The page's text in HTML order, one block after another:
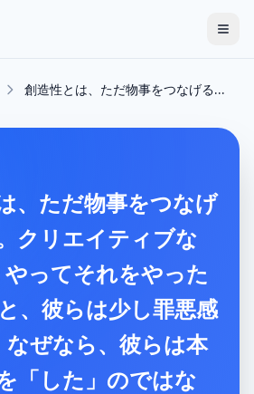
創造性とは、ただ物事をつなげる...
、ただ物事をつなげ
クリエイティブな
やってそれをやった
、彼らは少し罪悪感
なぜなら、彼らは本
「した」のではな